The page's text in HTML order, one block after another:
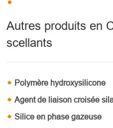
Autres produits en
scellants
Polymère hydroxysilicone
Agent de liaison croisée
Silice en phase gazeuse